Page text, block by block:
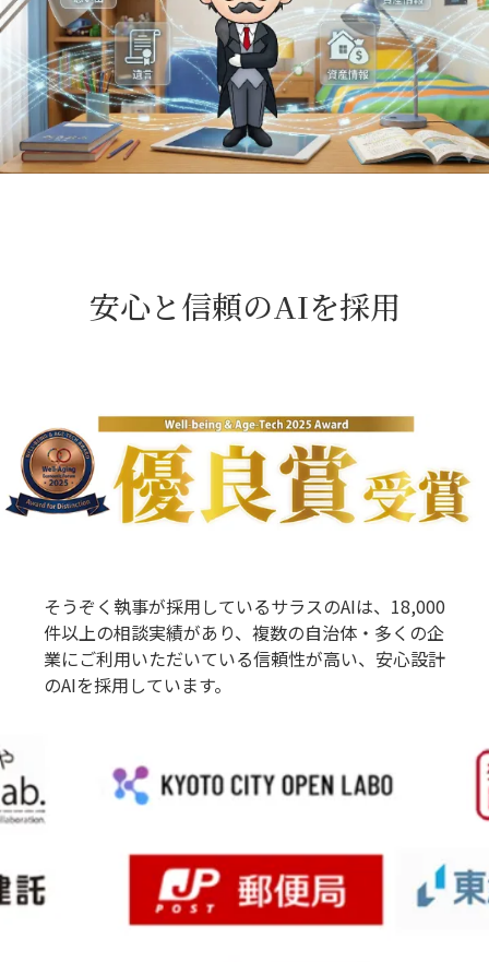
安心と信頼のAIを採用
そうぞく執事が採用しているサラスのAIは、18,000
件以上の相談実績があり、複数の自治体・多くの企
業にご利用いただいている信頼性が高い、安心設計
のAIを採用しています。